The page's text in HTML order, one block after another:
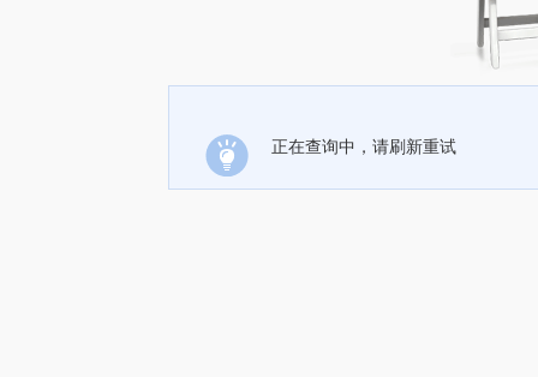
正在查询中，请刷新重试